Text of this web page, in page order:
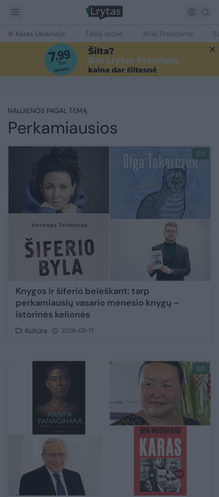
Karas Ukrainoje Žalioji erdvė Ačiū, Prezidente
NAUJIENOS PAGAL TEMĄ
Perkamiausios
5
Knygos ir šiferio beieškant: tarp
perkamiausių vasario mėnesio knygų –
istorinės kelionės
Kultūra 2026-03-17
5